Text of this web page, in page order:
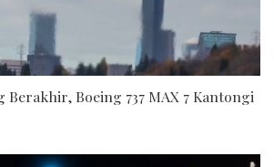
Berakhir, Boeing 737 MAX 7 Kantongi